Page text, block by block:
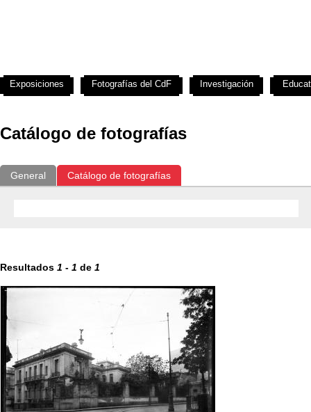
Catálogo de fotografías
General Catálogo de fotografías
Resultados 1 - 1 de 1
Exposiciones Fotografías del CdF Investigación